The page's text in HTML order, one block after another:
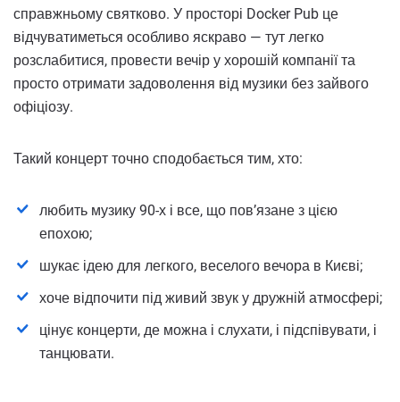
справжньому святково. У просторі Docker Pub це
відчуватиметься особливо яскраво — тут легко
розслабитися, провести вечір у хорошій компанії та
просто отримати задоволення від музики без зайвого
офіціозу.
Такий концерт точно сподобається тим, хто:
любить музику 90-х і все, що пов’язане з цією
епохою;
шукає ідею для легкого, веселого вечора в Києві;
хоче відпочити під живий звук у дружній атмосфері;
цінує концерти, де можна і слухати, і підспівувати, і
танцювати.